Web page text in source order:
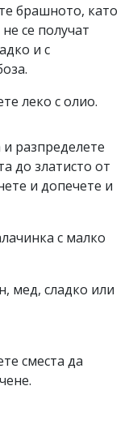
брашното, като
се получат
и с
леко с олио.
разпределете
до златисто от
и допечете и
с малко
мед, сладко или
сместа да